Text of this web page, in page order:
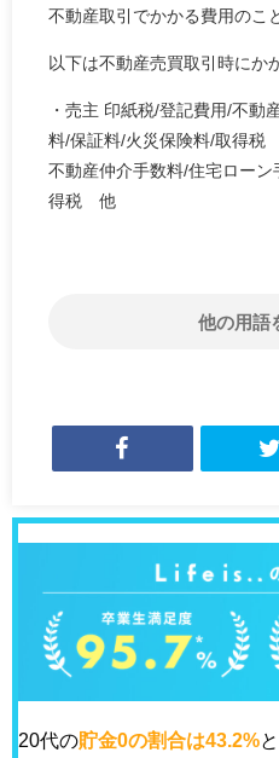
不動産取引でかかる費用のこ
以下は不動産売買取引時にか
・売主 印紙税/登記費用/不動
料/保証料/火災保険料/取得
不動産仲介手数料/住宅ロー
得税 他
他の用語
20代の貯金0の割合は43.2%